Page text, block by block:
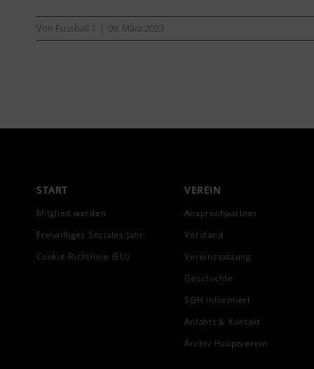
Von Fussball 1 | 09. März 2023
START
Mitglied werden
Freiwilliges Soziales Jahr
Cookie-Richtlinie (EU)
VEREIN
Ansprechpartner
Vorstand
Vereinssatzung
Geschichte
SGH informiert
Anfahrt & Kontakt
Archiv Hauptverein